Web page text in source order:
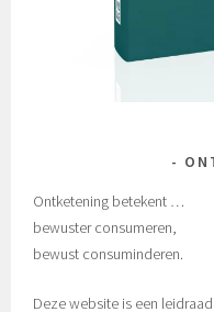
Ontketening betekent …
bewuster consumeren,
bewust consuminderen.
Deze website is een